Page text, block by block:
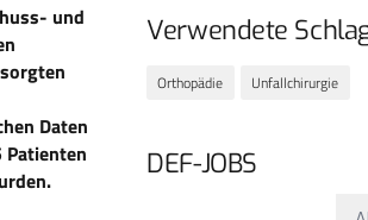
und
Daten
Verwendete
Orthopädie Unfallchirurgie
DEF-JOBS